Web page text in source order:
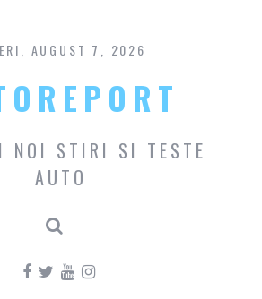
content
AUGUST 7, 2026
NOI STIRI SI TESTE
AUTO